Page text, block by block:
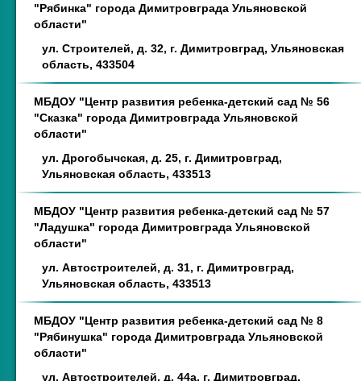
"Рябинка" города Димитровграда Ульяновской
области"
ул. Строителей, д. 32, г. Димитровград, Ульяновская
область, 433504
МБДОУ "Центр развития ребенка-детский сад № 56
"Сказка" города Димитровграда Ульяновской
области"
ул. Дрогобычская, д. 25, г. Димитровград,
Ульяновская область, 433513
МБДОУ "Центр развития ребенка-детский сад № 57
"Ладушка" города Димитровграда Ульяновской
области"
ул. Автостроителей, д. 31, г. Димитровград,
Ульяновская область, 433513
МБДОУ "Центр развития ребенка-детский сад № 8
"Рябинушка" города Димитровграда Ульяновской
области"
ул. Автостроителей, д. 44а, г. Димитровград,